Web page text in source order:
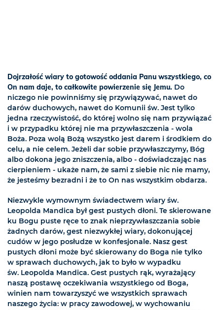
Dojrzałość wiary to gotowość oddania Panu wszystkiego, co
On nam daje, to całkowite powierzenie się Jemu. Do
niczego nie powinniśmy się przywiązywać, nawet do
darów duchowych, nawet do Komunii św. Jest tylko
jedna rzeczywistość, do której wolno się nam przywiązać
i w przypadku której nie ma przywłaszczenia - wola
Boża. Poza wolą Bożą wszystko jest darem i środkiem do
celu, a nie celem. Jeżeli dar sobie przywłaszczymy, Bóg
albo dokona jego zniszczenia, albo - doświadczając nas
cierpieniem - ukaże nam, że sami z siebie nic nie mamy,
że jesteśmy bezradni i że to On nas wszystkim obdarza.
Niezwykle wymownym świadectwem wiary św.
Leopolda Mandica był gest pustych dłoni. Te skierowane
ku Bogu puste ręce to znak nieprzywłaszczania sobie
żadnych darów, gest niezwykłej wiary, dokonującej
cudów w jego posłudze w konfesjonale. Nasz gest
pustych dłoni może być skierowany do Boga nie tylko
w sprawach duchowych, jak to było w wypadku
św. Leopolda Mandica. Gest pustych rąk, wyrażający
naszą postawę oczekiwania wszystkiego od Boga,
winien nam towarzyszyć we wszystkich sprawach
naszego życia: w pracy zawodowej, w wychowaniu